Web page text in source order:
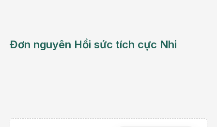
Đơn nguyên Hồi sức tích cực Nhi